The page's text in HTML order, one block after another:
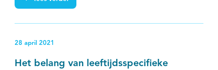
28 april 2021
Het belang van leeftijdsspecifieke